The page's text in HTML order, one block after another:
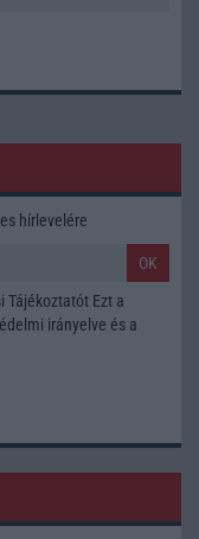
hírlevelére
OK
Tájékoztatót Ezt a
irányelve és a